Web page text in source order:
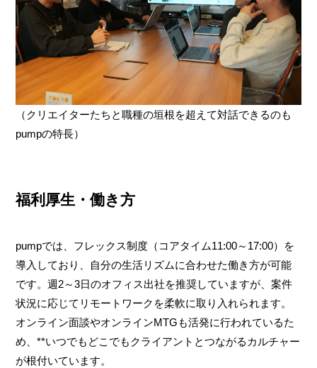
（クリエイターたちと職種の垣根を超えて対話できるのも
pumpの特長）
福利厚生・働き方
pumpでは、フレックス制度（コアタイム11:00～17:00）を
導入しており、自分の生活リズムに合わせた働き方が可能
です。週2～3日のオフィス出社を推奨していますが、案件
状況に応じてリモートワークを柔軟に取り入れられます。
オンライン面談やオンラインMTGも活発に行われているた
め、**いつでもどこでもクライアントとつながるカルチャー
が根付いています。